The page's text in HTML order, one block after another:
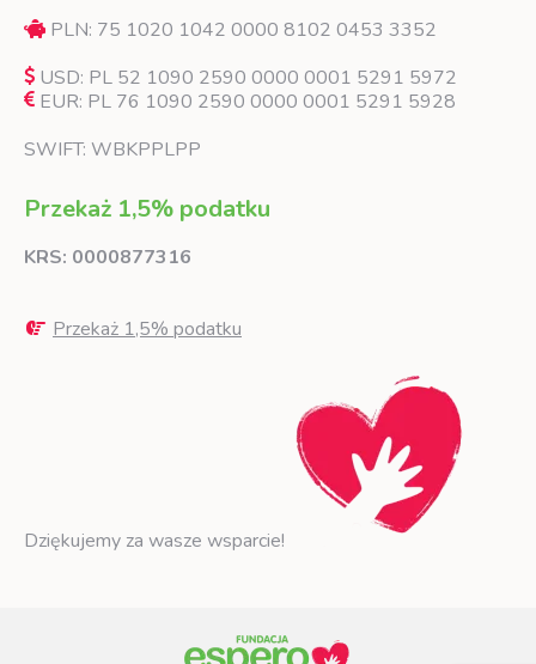
PLN: 75 1020 1042 0000 8102 0453 3352
USD: PL 52 1090 2590 0000 0001 5291 5972
EUR: PL 76 1090 2590 0000 0001 5291 5928
SWIFT: WBKPPLPP
Przekaż 1,5% podatku
KRS: 0000877316
Przekaż 1,5% podatku
Dziękujemy za wasze wsparcie!